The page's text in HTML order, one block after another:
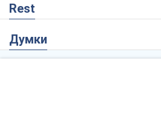
Rest
Думки